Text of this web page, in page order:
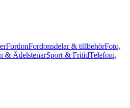
FordonFordonsdelar & tillbehörFoto,
& ÄdelstenarSport & FritidTelefoni,